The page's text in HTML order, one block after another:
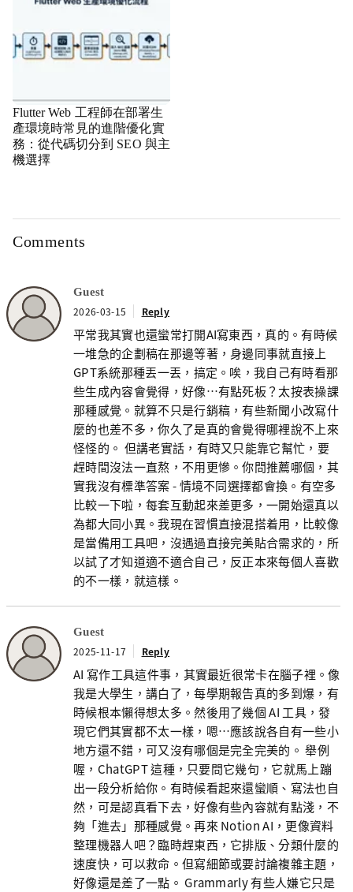
Flutter Web 工程師在部署生
產環境時常見的進階優化實
務：從代碼切分到 SEO 與主
機選擇
Comments
Guest
2026-03-15 Reply
平常我其實也還蠻常打開AI寫東西，真的。有時候
一堆急的企劃稿在那邊等著，身邊同事就直接上
GPT系統那種丟一丟，搞定。唉，我自己有時看那
些生成內容會覺得，好像…有點死板？太按表操課
那種感覺。就算不只是行銷稿，有些新聞小改寫什
麼的也差不多，你久了是真的會覺得哪裡說不上來
怪怪的。 但講老實話，有時又只能靠它幫忙，要
趕時間沒法一直熬，不用更慘。你問推薦哪個，其
實我沒有標準答案 - 情境不同選擇都會換。有空多
比較一下啦，每套互動起來差更多，一開始還真以
為都大同小異。我現在習慣直接混搭着用，比較像
是當備用工具吧，沒遇過直接完美貼合需求的，所
以試了才知道適不適合自己，反正本來每個人喜歡
的不一樣，就這樣。
Guest
2025-11-17 Reply
AI 寫作工具這件事，其實最近很常卡在腦子裡。像
我是大學生，講白了，每學期報告真的多到爆，有
時候根本懶得想太多。然後用了幾個 AI 工具，發
現它們其實都不太一樣，嗯…應該說各自有一些小
地方還不錯，可又沒有哪個是完全完美的。 舉例
喔，ChatGPT 這種，只要問它幾句，它就馬上蹦
出一段分析給你。有時候看起來還蠻順、寫法也自
然，可是認真看下去，好像有些內容就有點淺，不
夠「進去」那種感覺。再來 Notion AI，更像資料
整理機器人吧？臨時趕東西，它排版、分類什麼的
速度快，可以救命。但寫細節或要討論複雜主題，
好像還是差了一點。 Grammarly 有些人嫌它只是